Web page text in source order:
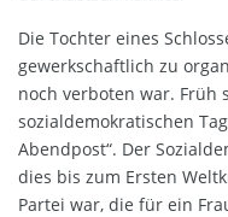
Die Tochter eines
gewerkschaftlich zu
noch verboten war. Früh
sozialdemokratischen
Abendpost“. Der
dies bis zum Ersten
Partei war, die für ein